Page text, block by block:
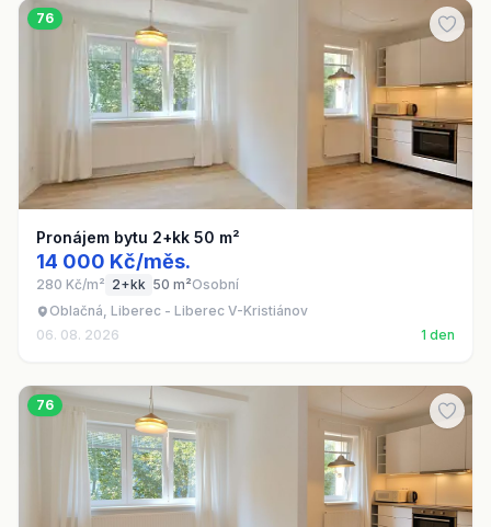
76
Pronájem bytu 2+kk 50 m²
14 000 Kč/měs.
280 Kč/m² 2+kk 50 m²Osobní
Oblačná, Liberec - Liberec V-Kristiánov
06. 08. 2026
1 den
76